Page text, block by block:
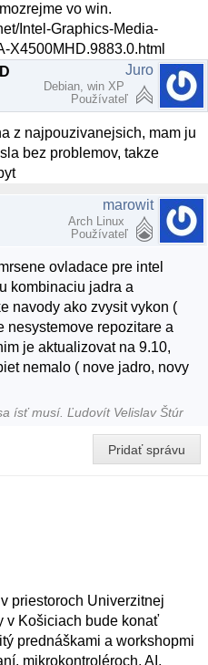
vo win.
Intel-Graphics-Media-
X4500MHD.9883.0.html
Juro
Debian, win XP
Používateľ
z najpouzivanejsich, mam ju
bez problemov, takze
marowit
Arch Linux
Používateľ
ovladace pre intel
kombinaciu jadra a
navody ako zvysit vykon (
nesystemove repozitare a
je aktualizovat na 9.10,
nemalo ( nove jadro, novy
ísť musí. Ľudovít Velislav Štúr
Pridať správu
priestoroch Univerzitnej
v Košiciach bude konať
prednáškami a workshopmi
mikrokontroléroch, AI,